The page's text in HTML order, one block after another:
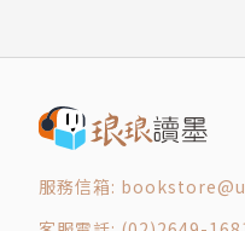
服務信箱: